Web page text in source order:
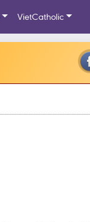
VietCatholic